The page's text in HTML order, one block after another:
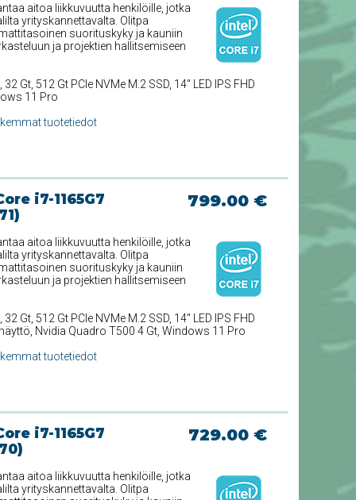
aitoa liikkuvuutta henkilöille, jotka
yrityskannettavalta. Olitpa
suorituskyky ja kauniin
ja projektien hallitsemiseen
Gt, 512 Gt PCIe NVMe M.2 SSD, 14'' LED IPS FHD
11 Pro
tuotetiedot
i7-1165G7
799.00 €
aitoa liikkuvuutta henkilöille, jotka
yrityskannettavalta. Olitpa
suorituskyky ja kauniin
ja projektien hallitsemiseen
Gt, 512 Gt PCIe NVMe M.2 SSD, 14'' LED IPS FHD
Nvidia Quadro T500 4 Gt, Windows 11 Pro
tuotetiedot
i7-1165G7
729.00 €
aitoa liikkuvuutta henkilöille, jotka
yrityskannettavalta. Olitpa